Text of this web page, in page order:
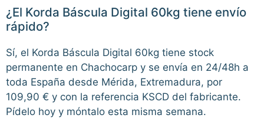
¿El Korda Báscula Digital 60kg tiene envío
rápido?
Sí, el Korda Báscula Digital 60kg tiene stock
permanente en Chachocarp y se envía en 24/48h a
toda España desde Mérida, Extremadura, por
109,90 € y con la referencia KSCD del fabricante.
Pídelo hoy y móntalo esta misma semana.